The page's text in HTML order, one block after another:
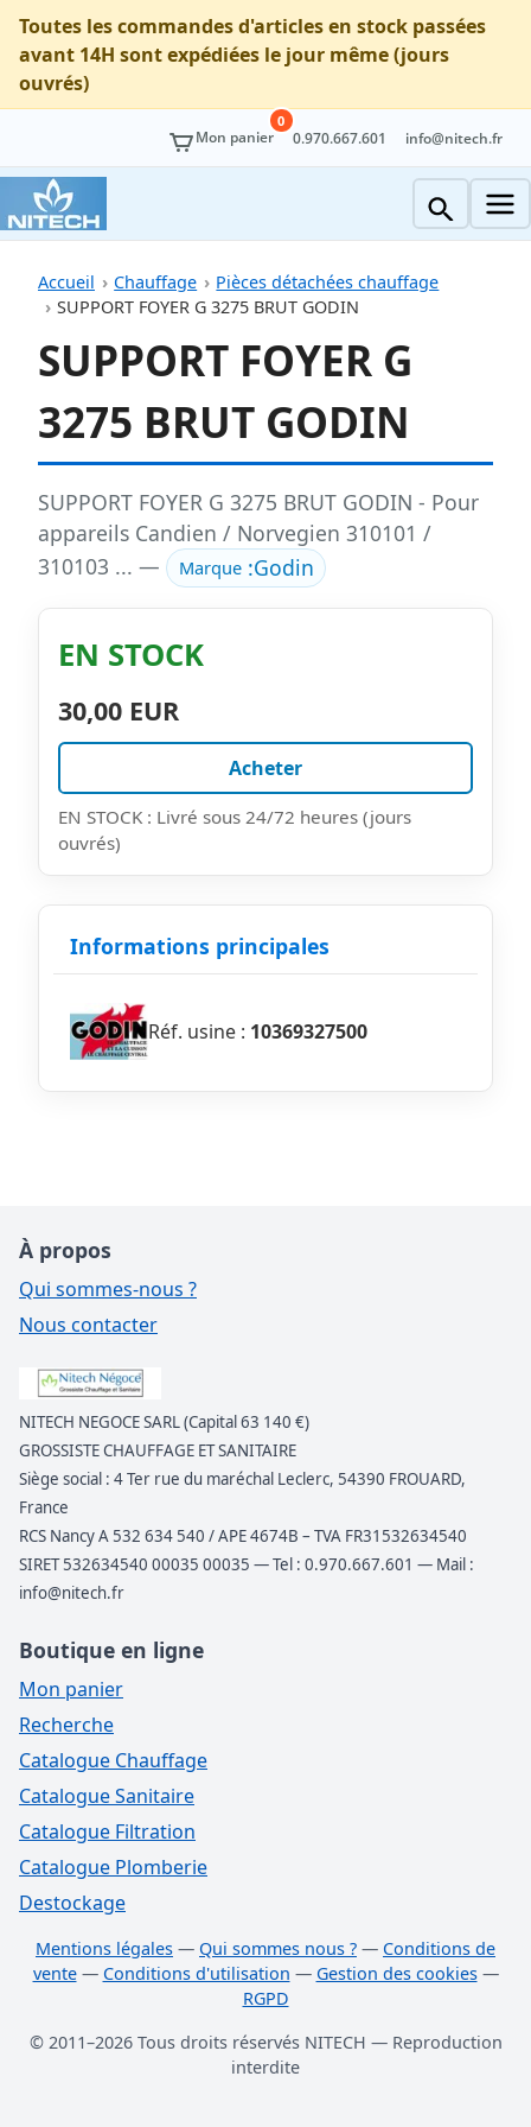
Toutes les commandes d'articles en stock passées
avant 14H sont expédiées le jour même (jours
ouvrés)
Mon panier
0
0.970.667.601 info@nitech.fr
Accueil Chauffage
Pièces détachées chauffage
SUPPORT FOYER G 3275 BRUT GODIN
SUPPORT FOYER G
3275 BRUT GODIN
SUPPORT FOYER G 3275 BRUT GODIN - Pour
appareils Candien / Norvegien 310101 /
310103 ... —
Marque:Godin
EN STOCK
30,00 EUR
Acheter
EN STOCK : Livré sous 24/72 heures (jours
ouvrés)
Informations principales
Réf. usine : 10369327500
À propos
Qui sommes-nous ?
Nous contacter
NITECH NEGOCE SARL (Capital 63 140 €)
GROSSISTE CHAUFFAGE ET SANITAIRE
Siège social : 4 Ter rue du maréchal Leclerc, 54390 FROUARD,
France
RCS Nancy A 532 634 540 / APE 4674B – TVA FR31532634540
SIRET 532634540 00035 00035 — Tel : 0.970.667.601 — Mail :
info@nitech.fr
Boutique en ligne
Mon panier
Recherche
Catalogue Chauffage
Catalogue Sanitaire
Catalogue Filtration
Catalogue Plomberie
Destockage
Mentions légales — Qui sommes nous ? — Conditions de
vente— Conditions d'utilisation — Gestion des cookies—
RGPD
© 2011–2026 Tous droits réservés NITECH — Reproduction
interdite